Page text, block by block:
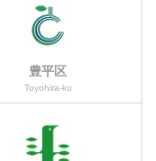
豊平区
Toyohira-ku